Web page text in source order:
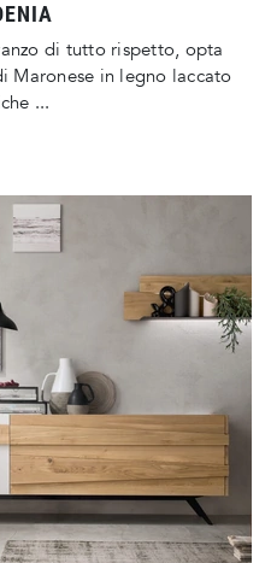
di tutto rispetto, opta
Maronese in legno laccato
...